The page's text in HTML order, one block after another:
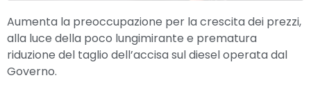
Aumenta la preoccupazione per la crescita dei prezzi,
alla luce della poco lungimirante e prematura
riduzione del taglio dell’accisa sul diesel operata dal
Governo.